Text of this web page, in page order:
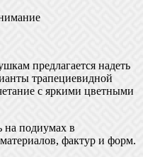
предлагается надеть
трапециевидной
с яркими цветными
подиумах в
фактур и форм.